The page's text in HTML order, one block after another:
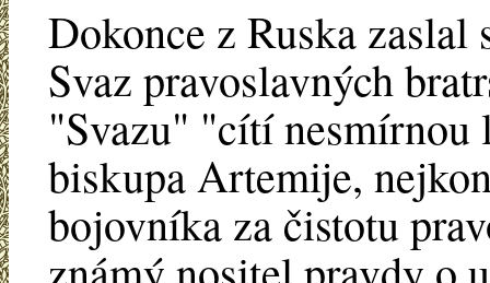
Dokonce z Ruska
Svaz pravoslavných
"Svazu" "cítí nesmírnou
biskupa Artemije,
bojovníka za čistotu
známý nositel pravdy o